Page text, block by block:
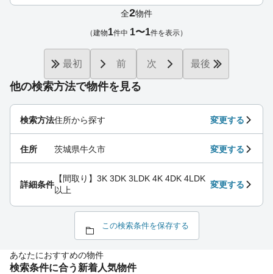
他の検索方法で物件を見る
検索方法住所から探す 変更する
住所 茨城県牛久市 変更する
詳細条件
【間取り】3K 3DK 3LDK 4K 4DK 4LDK
以上
変更する
この検索条件を保存する
全2物件
（建物1件中 1〜1件を表示）
最初 前 次 最後
あなたにおすすめの物件
検索条件に合う新着人気物件